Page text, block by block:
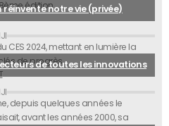
réinvente notre vie (privée)
édition.
de toutes les innovations
CES 2024, mettant en lumière la
de progrès.
depuis quelques années le
avant les années 2000, sa